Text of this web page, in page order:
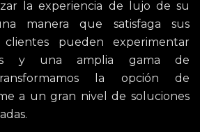
la experiencia de lujo de su
manera que satisfaga sus
clientes pueden experimentar
y una amplia gama de
la opción de
a un gran nivel de soluciones